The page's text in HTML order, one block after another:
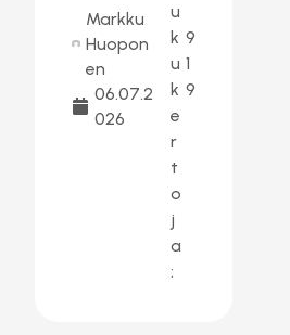
Markku
Huopon
en
06.07.2
026
u
k
u
k
e
r
t
o
j
a
:
9
1
9